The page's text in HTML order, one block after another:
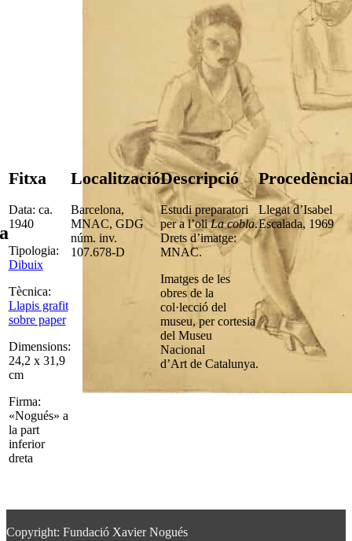
Fitxa
Data: ca.
1940
Tipologia:
Dibuix
Tècnica:
Llapis grafit
sobre paper
Dimensions:
24,2 x 31,9
cm
Firma:
«Nogués» a
la part
inferior
dreta
Localització
Barcelona,
MNAC, GDG
núm. inv.
107.678-D
Descripció
Estudi preparatori
per a l’oliLa cobla.
Drets d’imatge:
MNAC.
Imatges de les
obres de la
col·lecció del
museu, per cortesia
del Museu
Nacional
d’Art de Catalunya.
Procedència
Llegat d’Isabel
Escalada, 1969
Copyright: Fundació Xavier Nogués